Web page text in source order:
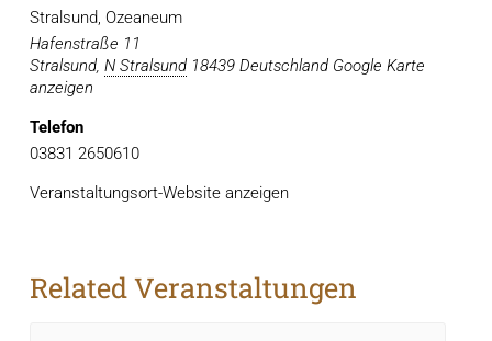
Stralsund, Ozeaneum
Hafenstraße 11
Stralsund, N Stralsund 18439 Deutschland Google Karte
anzeigen
Telefon
03831 2650610
Veranstaltungsort-Website anzeigen
Related Veranstaltungen